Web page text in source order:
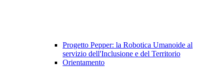
Progetto Pepper: la Robotica Umanoide al
servizio dell'Inclusione e del Territorio
Orientamento